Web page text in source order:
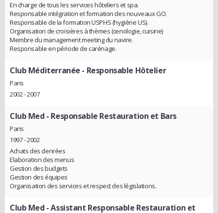
En charge de tous les services hôteliers et spa.
Responsable intégration et formation des nouveaux GO.
Responsable de la formation USPHS (hygiène US).
Organisation de croisières à thèmes (œnologie, cuisine)
Membre du management meeting du navire.
Responsable en période de carénage.
Club Méditerranée - Responsable Hôtelier
Paris
2002 - 2007
Club Med - Responsable Restauration et Bars
Paris
1997 - 2002
Achats des denrées
Elaboration des menus
Gestion des budgets
Gestion des équipes
Organisation des services et respect des législations.
Club Med - Assistant Responsable Restauration et